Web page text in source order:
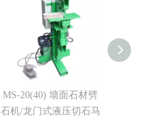
MS-20(40) 墙面石材劈
石机/龙门式液压切石马